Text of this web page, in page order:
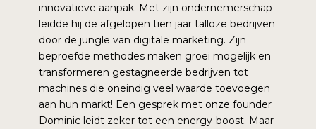
innovatieve aanpak. Met zijn ondernemerschap
leidde hij de afgelopen tien jaar talloze bedrijven
door de jungle van digitale marketing. Zijn
beproefde methodes maken groei mogelijk en
transformeren gestagneerde bedrijven tot
machines die oneindig veel waarde toevoegen
aan hun markt! Een gesprek met onze founder
Dominic leidt zeker tot een energy-boost. Maar